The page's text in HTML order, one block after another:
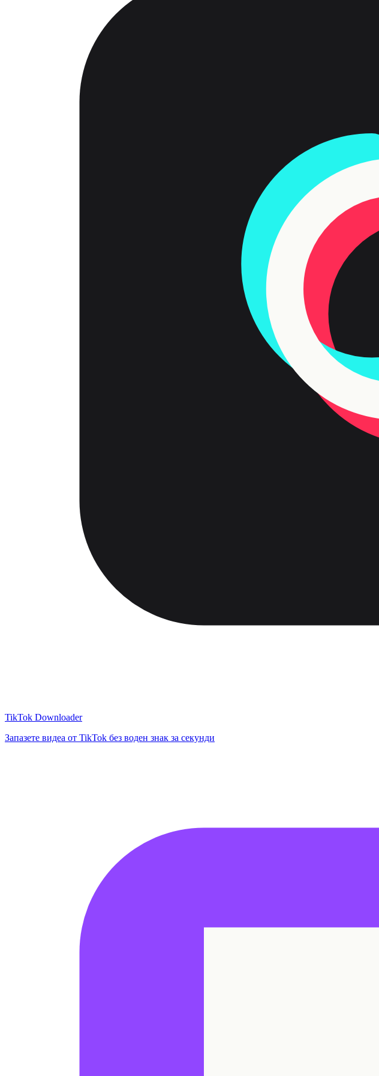
TikTok Downloader
Запазете видеа от TikTok без воден знак за секунди